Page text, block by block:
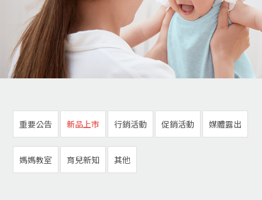
重要公告 新品上市 行銷活動 促銷活動 媒體露出
媽媽教室 育兒新知 其他